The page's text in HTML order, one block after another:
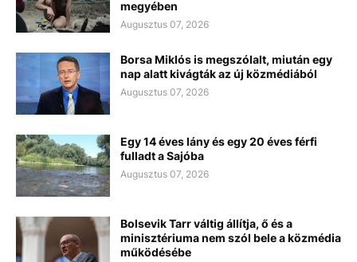
megyében
Augusztus 07, 2026
Borsa Miklós is megszólalt, miután egy
nap alatt kivágták az új közmédiából
Augusztus 07, 2026
Egy 14 éves lány és egy 20 éves férfi
fulladt a Sajóba
Augusztus 07, 2026
Bolsevik Tarr váltig állítja, ő és a
minisztériuma nem szól bele a közmédia
működésébe